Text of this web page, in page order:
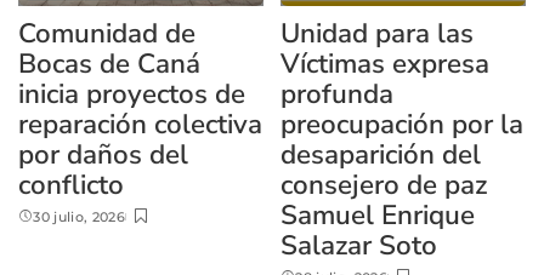
Comunidad de
Bocas de Caná
inicia proyectos de
reparación colectiva
por daños del
conflicto
30 julio, 2026
Unidad para las
Víctimas expresa
profunda
preocupación por la
desaparición del
consejero de paz
Samuel Enrique
Salazar Soto